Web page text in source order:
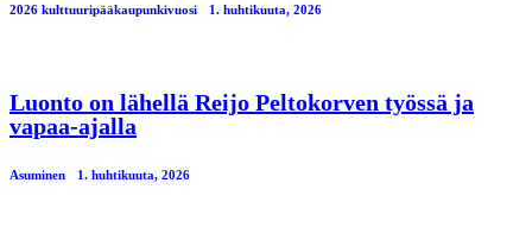
2026 kulttuuripääkaupunkivuosi 1. huhtikuuta, 2026
Luonto on lähellä Reijo Peltokorven työssä ja
vapaa-ajalla
Asuminen 1. huhtikuuta, 2026